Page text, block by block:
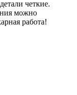
четкие.
можно
работа!